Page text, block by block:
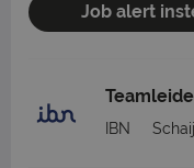
Job alert
IBN